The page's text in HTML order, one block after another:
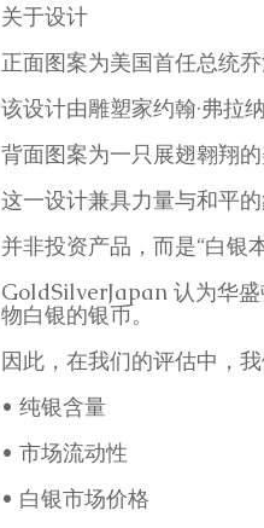
关于设计
正面图案为美国首任总统乔
该设计由雕塑家约翰·弗拉
背面图案为一只展翅翱翔
这一设计兼具力量与和平
并非投资产品，而是“白银
GoldSilverJapan 认为华
物白银的银币。
因此，在我们的评估中，
• 纯银含量
• 市场流动性
• 白银市场价格